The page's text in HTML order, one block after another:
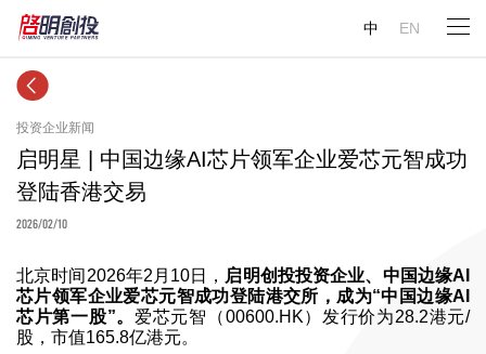
中 EN
投资企业新闻
启明星 | 中国边缘AI芯片领军企业爱芯元智成功
登陆香港交易
2026/02/10
北京时间2026年2月10日， 启明创投投资企业、中国边缘AI
芯片领军企业爱芯元智成功登陆港交所，成为“中国边缘AI
芯片第一股”。 爱芯元智（00600.HK）发行价为28.2港元/
股，市值165.8亿港元。